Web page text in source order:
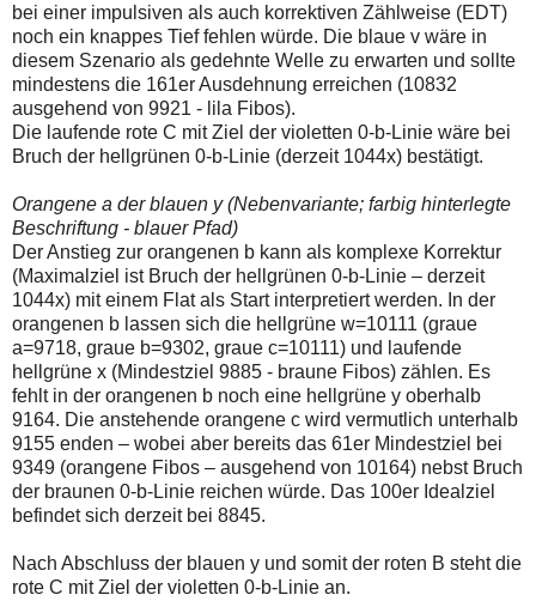
bei einer impulsiven als auch korrektiven Zählweise (EDT)
noch ein knappes Tief fehlen würde. Die blaue v wäre in
diesem Szenario als gedehnte Welle zu erwarten und sollte
mindestens die 161er Ausdehnung erreichen (10832
ausgehend von 9921 - lila Fibos).
Die laufende rote C mit Ziel der violetten 0-b-Linie wäre bei
Bruch der hellgrünen 0-b-Linie (derzeit 1044x) bestätigt.
Orangene a der blauen y (Nebenvariante; farbig hinterlegte
Beschriftung - blauer Pfad)
Der Anstieg zur orangenen b kann als komplexe Korrektur
(Maximalziel ist Bruch der hellgrünen 0-b-Linie – derzeit
1044x) mit einem Flat als Start interpretiert werden. In der
orangenen b lassen sich die hellgrüne w=10111 (graue
a=9718, graue b=9302, graue c=10111) und laufende
hellgrüne x (Mindestziel 9885 - braune Fibos) zählen. Es
fehlt in der orangenen b noch eine hellgrüne y oberhalb
9164. Die anstehende orangene c wird vermutlich unterhalb
9155 enden – wobei aber bereits das 61er Mindestziel bei
9349 (orangene Fibos – ausgehend von 10164) nebst Bruch
der braunen 0-b-Linie reichen würde. Das 100er Idealziel
befindet sich derzeit bei 8845.
Nach Abschluss der blauen y und somit der roten B steht die
rote C mit Ziel der violetten 0-b-Linie an.